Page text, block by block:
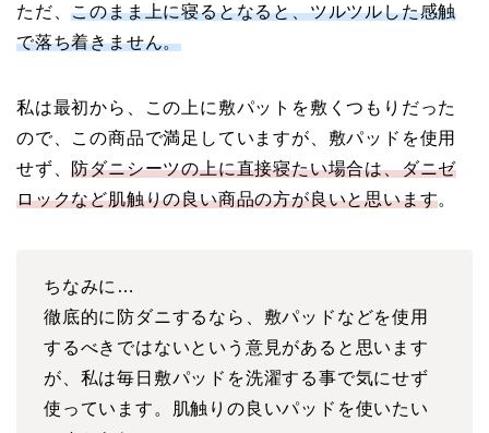
ただ、このまま上に寝るとなると、ツルツルした感触
で落ち着きません。
私は最初から、この上に敷パットを敷くつもりだった
ので、この商品で満足していますが、敷パッドを使用
せず、防ダニシーツの上に直接寝たい場合は、ダニゼ
ロックなど肌触りの良い商品の方が良いと思います。
ちなみに…
徹底的に防ダニするなら、敷パッドなどを使用
するべきではないという意見があると思います
が、私は毎日敷パッドを洗濯する事で気にせず
使っています。肌触りの良いパッドを使いたい